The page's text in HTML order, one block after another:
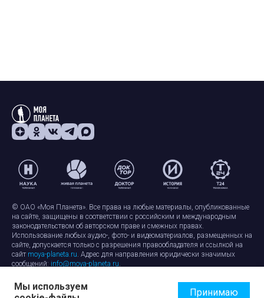
© ОАО «Моя Планета». Все права на любые материалы, опубликованные
на сайте, защищены в соответствии с российским и международным
законодательством об авторском праве и смежных правах.
Использование любых аудио-, фото- и видеоматериалов, размещенных на
сайте, допускается только с разрешения правообладателя и ссылкой на
сайт moya-planeta.ru. Адрес для направления юридически значимых
сообщений: info@moya-planeta.ru.
Правила сайтаРабота с cookie-файлами
Мы используем
Принимаю